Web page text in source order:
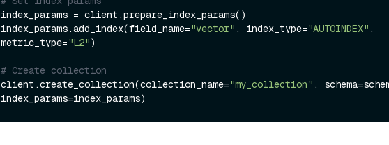
index_params = client.prepare_index_params()
index_params.add_index(field_name="vector" , index_type="AUTOINDEX" ,
metric_type="L2")
# Create collection
client.create_collection(collection_name="my_collection" ,